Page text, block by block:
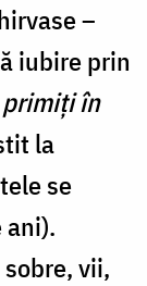
–
iubire prin
în
la
se
ani).
vii,